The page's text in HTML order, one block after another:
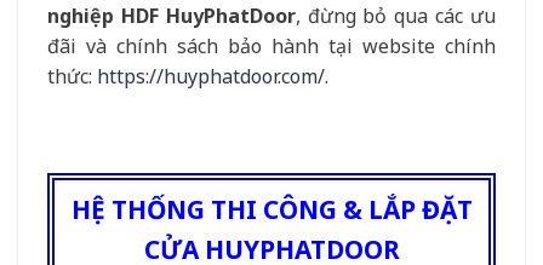
nghiệp HDF HuyPhatDoor, đừng bỏ qua các ưu
đãi và chính sách bảo hành tại website chính
thức: https://huyphatdoor.com/.
HỆ THỐNG THI CÔNG & LẮP ĐẶT
CỬA HUYPHATDOOR